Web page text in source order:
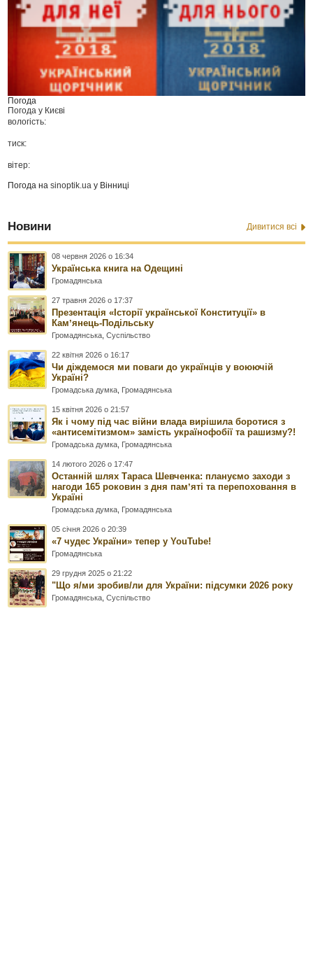
Погода
Погода у Києві
вологість:
тиск:
вітер:
Погода наsinoptik.ua у Вінниці
Новини Дивитися всі
08 червня 2026 о 16:34
Українська книга на Одещині
Громадянська
27 травня 2026 о 17:37
Презентація «Історії української Конституції» в
Камʼянець-Подільську
Громадянська ,Суспільство
22 квітня 2026 о 16:17
Чи діждемося ми поваги до українців у воюючій
Україні?
Громадська думка Громадянська
15 квітня 2026 о 21:57
Як і чому під час війни влада вирішила боротися з
«антисемітизмом» замість українофобії та рашизму?!
Громадська думка Громадянська
14 лютого 2026 о 17:47
Останній шлях Тараса Шевченка: плануємо заходи з
нагоди 165 роковин з дня памʼяті та перепоховання в
Україні
Громадська думка Громадянська
05 січня 2026 о 20:39
«7 чудес України» тепер у YouTube!
Громадянська
29 грудня 2025 о 21:22
"Що я/ми зробив/ли для України: підсумки 2026 року
Громадянська ,Суспільство